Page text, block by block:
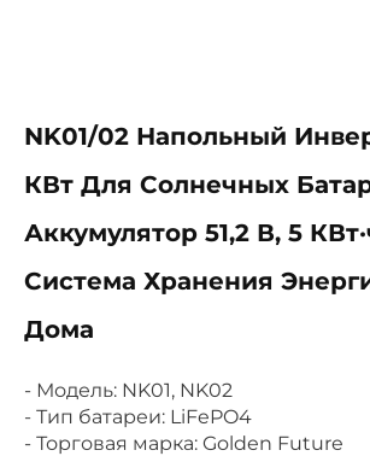
NK01/02 Напольный
КВт Для Солнечных
Аккумулятор 51,2 В, 5
Система Хранения
Дома
- Модель: NK01, NK02
- Тип батареи: LiFePO4
- Торговая марка: Golden Future